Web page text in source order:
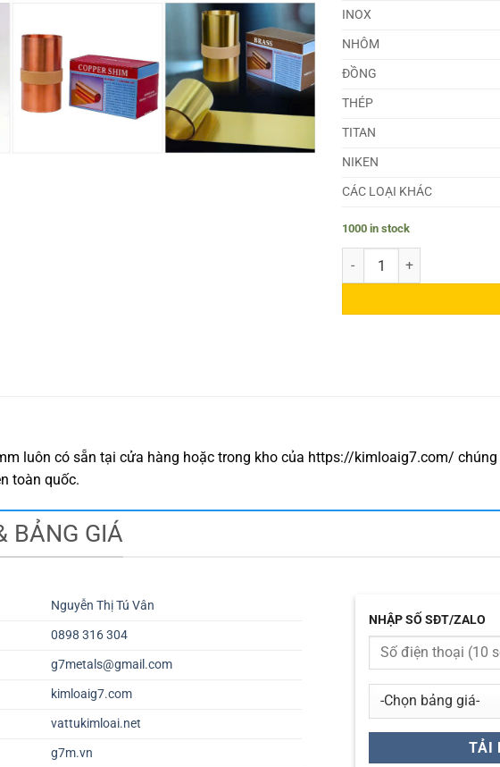
INOX
NHÔM
ĐỒNG
THÉP
TITAN
NIKEN
CÁC LOẠI KHÁC
1000 in stock
Lá Căn Đồng Đỏ 0.68mm
luôn có sẵn tại cửa hàng hoặc trong kho của https://kimloaig7.com/
toàn quốc.
BẢNG GIÁ
Nguyễn Thị Tú Vân
0898 316 304
g7metals@gmail.com
kimloaig7.com
vattukimloai.net
g7m.vn
NHẬP SỐ SĐT/ZALO